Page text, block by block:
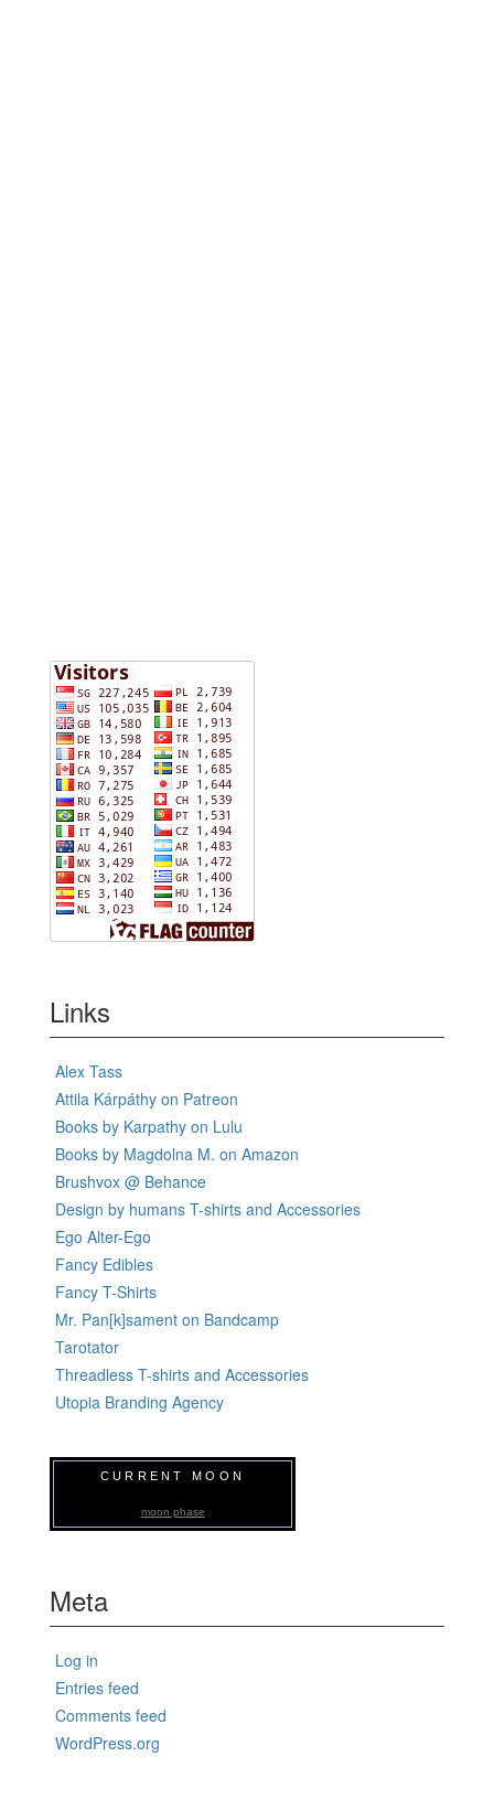
Links
Alex Tass
Attila Kárpáthy on Patreon
Books by Karpathy on Lulu
Books by Magdolna M. on Amazon
Brushvox @ Behance
Design by humans T-shirts and Accessories
Ego Alter-Ego
Fancy Edibles
Fancy T-Shirts
Mr. Pan[k]sament on Bandcamp
Tarotator
Threadless T-shirts and Accessories
Utopia Branding Agency
CURRENT MOON
moon phase
Meta
Log in
Entries feed
Comments feed
WordPress.org